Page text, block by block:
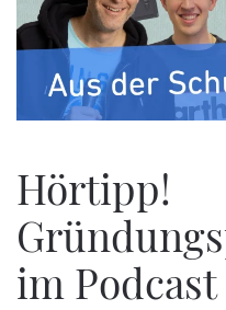
Hörtipp!
im Podcast